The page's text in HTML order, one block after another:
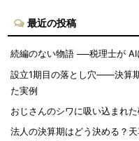
最近の投稿
続編のない物語 ──税理士が
設立1期目の落とし穴——決算
た実例
おじさんのシワに吸い込まれ
法人の決算期はどう決める？